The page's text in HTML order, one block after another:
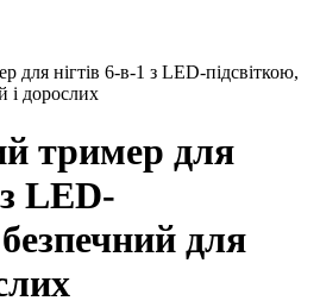
для нігтів 6-в-1 з LED-підсвіткою,
і дорослих
тример для
LED-
для